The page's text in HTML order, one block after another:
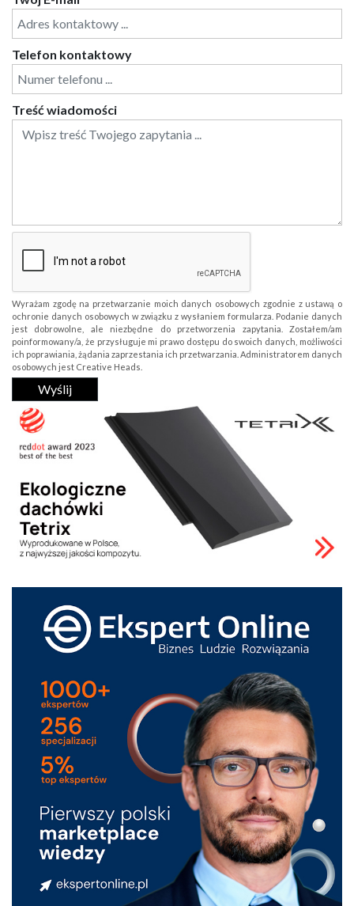
Telefon kontaktowy
Treść wiadomości
Wyrażam zgodę na przetwarzanie moich danych osobowych zgodnie z ustawą o
ochronie danych osobowych w związku z wysłaniem formularza. Podanie danych
jest dobrowolne, ale niezbędne do przetworzenia zapytania. Zostałem/am
poinformowany/a, że przysługuje mi prawo dostępu do swoich danych, możliwości
ich poprawiania, żądania zaprzestania ich przetwarzania. Administratorem danych
osobowych jest Creative Heads.
Wyślij